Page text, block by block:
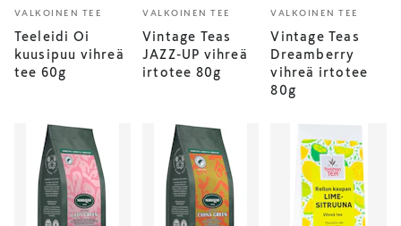
VALKOINEN TEE
Teeleidi Oi
kuusipuu vihreä
tee 60g
VALKOINEN TEE
Vintage Teas
JAZZ-UP vihreä
irtotee 80g
VALKOINEN TEE
Vintage Teas
Dreamberry
vihreä irtotee
80g